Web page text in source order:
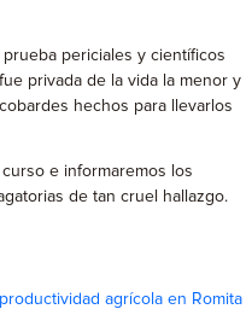
periciales y científicos
privada de la vida la menor y
hechos para llevarlos
e informaremos los
de tan cruel hallazgo.
agrícola en Romita